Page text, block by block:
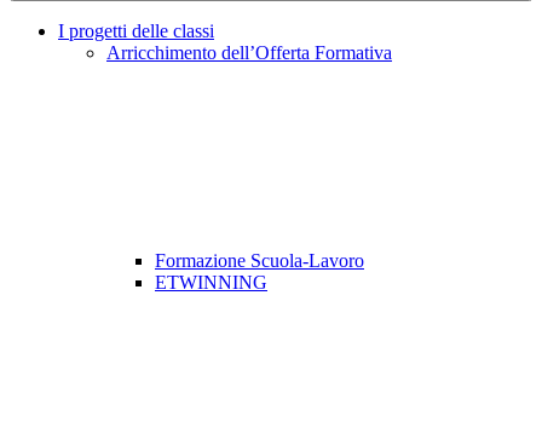
I progetti delle classi
Arricchimento dell’Offerta Formativa
Formazione Scuola-Lavoro
ETWINNING